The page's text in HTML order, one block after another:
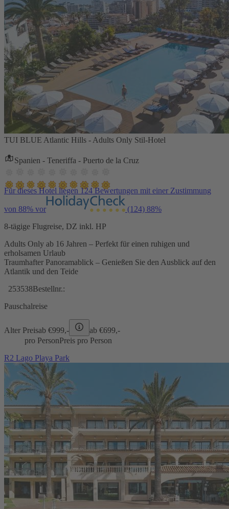
TUI BLUE Atlantic Hills - Adults Only Stil-Hotel
Spanien - Teneriffa - Puerto de la Cruz
Für dieses Hotel liegen 124 Bewertungen mit einer Zustimmung
von 88% vor (124) 88%
8-tägige Flugreise, DZ inkl. HP
Adults Only ab 16 Jahren – Perfekt für einen ruhigen und
erholsamen Urlaub
Traumhafter Panoramablick – Genießen Sie den Ausblick auf den
Atlantik und den Teide
253538Bestellnr.:
Pauschalreise
Alter Preisab €999,- ab €699,-
pro PersonPreis pro Person
R2 Lago Playa Park